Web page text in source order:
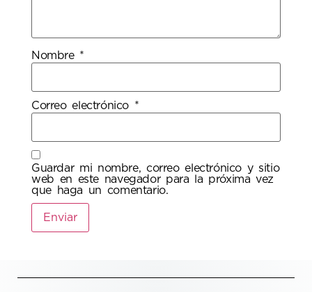
Nombre *
Correo electrónico *
Guardar mi nombre, correo electrónico y sitio
web en este navegador para la próxima vez
que haga un comentario.